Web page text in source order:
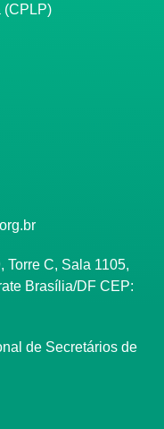
(CPLP)
Torre C, Sala 1105,
Brasília/DF CEP:
de Secretários de